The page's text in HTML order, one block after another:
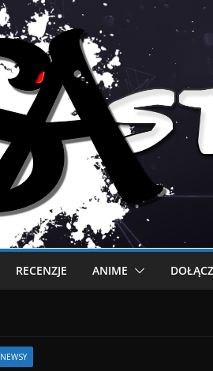
RECENZJE ANIME
NEWSY